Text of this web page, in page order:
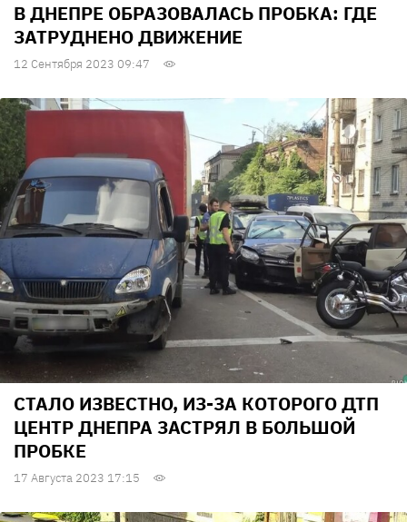
В ДНЕПРЕ ОБРАЗОВАЛАСЬ ПРОБКА: ГДЕ
ЗАТРУДНЕНО ДВИЖЕНИЕ
12 Сентября 2023 09:47
СТАЛО ИЗВЕСТНО, ИЗ-ЗА КОТОРОГО ДТП
ЦЕНТР ДНЕПРА ЗАСТРЯЛ В БОЛЬШОЙ
ПРОБКЕ
17 Августа 2023 17:15